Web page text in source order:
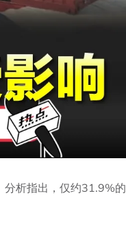
分析指出，仅约31.9%的